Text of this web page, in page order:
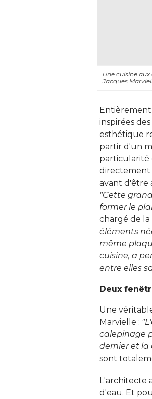
Une cuisine
Jacques
Entièrement
inspirées
esthétique
partir d'un
particularité
directement
avant d'être
"Cette
former le
chargé de
éléments
même
cuisine, a
entre elles
Deux
Une
Marvielle :
calepinage
dernier et la
sont
L'architecte
d'eau. Et